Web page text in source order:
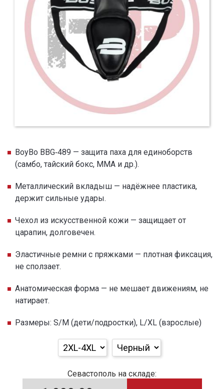
BoyBo BBG‑489 — защита паха для единоборств
(самбо, тайский бокс, ММА и др.).
Металлический вкладыш — надёжнее пластика,
держит сильные удары.
Чехол из искусственной кожи — защищает от
царапин, долговечен.
Эластичные ремни с пряжками — плотная фиксация,
не сползает.
Анатомическая форма — не мешает движениям, не
натирает.
Размеры: S/M (дети/подростки), L/XL (взрослые)
Севастополь на складе: